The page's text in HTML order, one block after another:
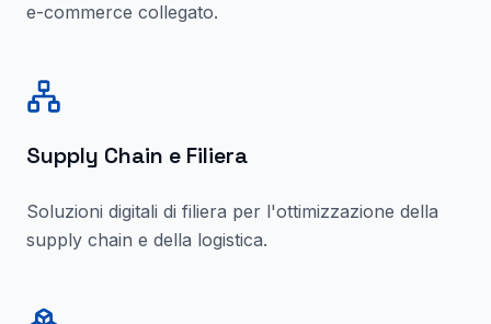
e-commerce collegato.
Supply Chain e Filiera
Soluzioni digitali di filiera per l'ottimizzazione della
supply chain e della logistica.